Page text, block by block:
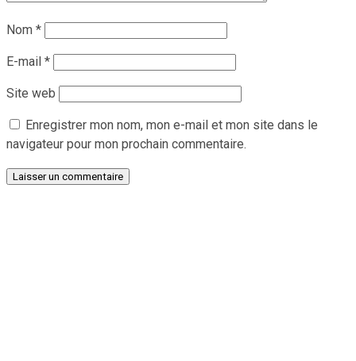
Nom *
E-mail *
Site web
Enregistrer mon nom, mon e-mail et mon site dans le
navigateur pour mon prochain commentaire.